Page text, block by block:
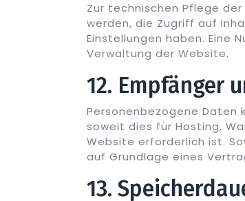
Zur technischen Pflege
werden, die Zugriff auf
Einstellungen haben. Eine
Verwaltung der Website.
12. Empfänger
Personenbezogene
soweit dies für Hosting,
Website erforderlich ist.
auf Grundlage eines
13.